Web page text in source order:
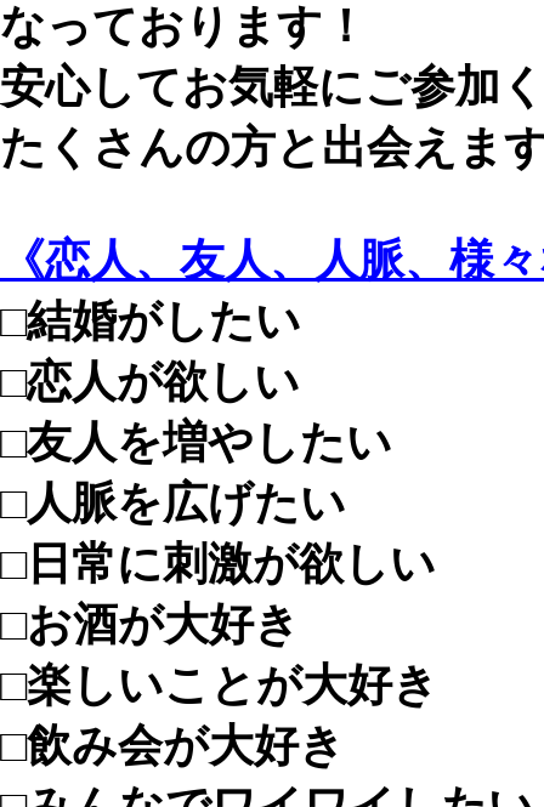
なっております！
安心してお気軽にご参加
たくさんの方と出会えま
《恋人、友人、人脈、様
□結婚がしたい
□恋人が欲しい
□友人を増やしたい
□人脈を広げたい
□日常に刺激が欲しい
□お酒が大好き
□楽しいことが大好き
□飲み会が大好き